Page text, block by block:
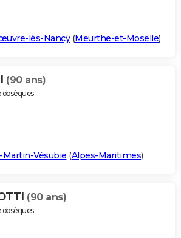
lès-Nancy(Meurthe-et-Moselle)
(90 ans)
Martin-Vésubie (Alpes-Maritimes)
(90 ans)